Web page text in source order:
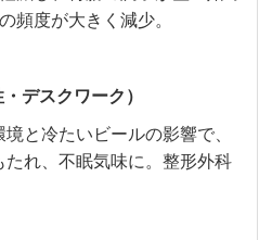
頻度が大きく減少。
デスクワーク）
境と冷たいビールの影響で、
れ、不眠気味に。整形外科